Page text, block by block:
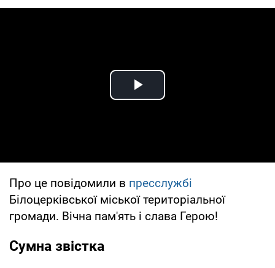
Play Video
Про це повідомили в пресслужбі
Білоцерківської міської територіальної
громади. Вічна пам'ять і слава Герою!
Сумна звістка